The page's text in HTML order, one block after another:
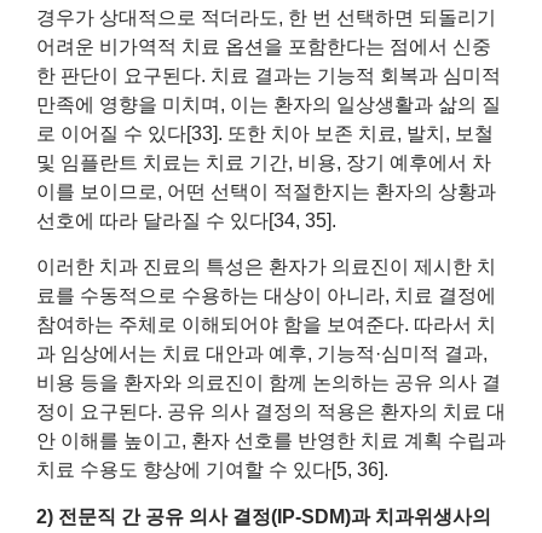
경우가 상대적으로 적더라도, 한 번 선택하면 되돌리기
어려운 비가역적 치료 옵션을 포함한다는 점에서 신중
한 판단이 요구된다. 치료 결과는 기능적 회복과 심미적
만족에 영향을 미치며, 이는 환자의 일상생활과 삶의 질
로 이어질 수 있다[33]. 또한 치아 보존 치료, 발치, 보철
및 임플란트 치료는 치료 기간, 비용, 장기 예후에서 차
이를 보이므로, 어떤 선택이 적절한지는 환자의 상황과
선호에 따라 달라질 수 있다[34, 35].
이러한 치과 진료의 특성은 환자가 의료진이 제시한 치
료를 수동적으로 수용하는 대상이 아니라, 치료 결정에
참여하는 주체로 이해되어야 함을 보여준다. 따라서 치
과 임상에서는 치료 대안과 예후, 기능적·심미적 결과,
비용 등을 환자와 의료진이 함께 논의하는 공유 의사 결
정이 요구된다. 공유 의사 결정의 적용은 환자의 치료 대
안 이해를 높이고, 환자 선호를 반영한 치료 계획 수립과
치료 수용도 향상에 기여할 수 있다[5, 36].
2) 전문직 간 공유 의사 결정(IP-SDM)과 치과위생사의